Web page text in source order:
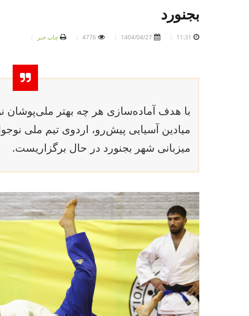
بجنورد
11:31
1404/04/27
4776 چاپ خبر
با هدف آماده‌سازی هر چه بهتر ملی‌پوشان
میزبانی شهر بجنورد در حال برگزاریست.